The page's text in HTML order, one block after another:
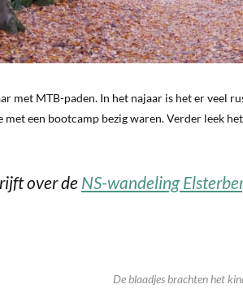
met MTB-paden. In het najaar is het er veel
met een bootcamp bezig waren. Verder leek
over de NS-wandeling
De blaadjes brachten het